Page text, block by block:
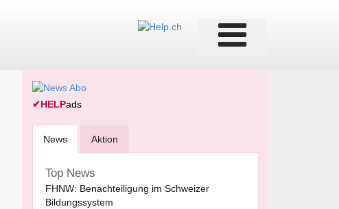
✔HELPads
News Aktion
Top News
FHNW: Benachteiligung im Schweizer
Bildungssystem